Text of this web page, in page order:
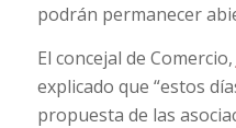
podrán permanecer
El concejal de Comercio,
explicado que “estos
propuesta de las